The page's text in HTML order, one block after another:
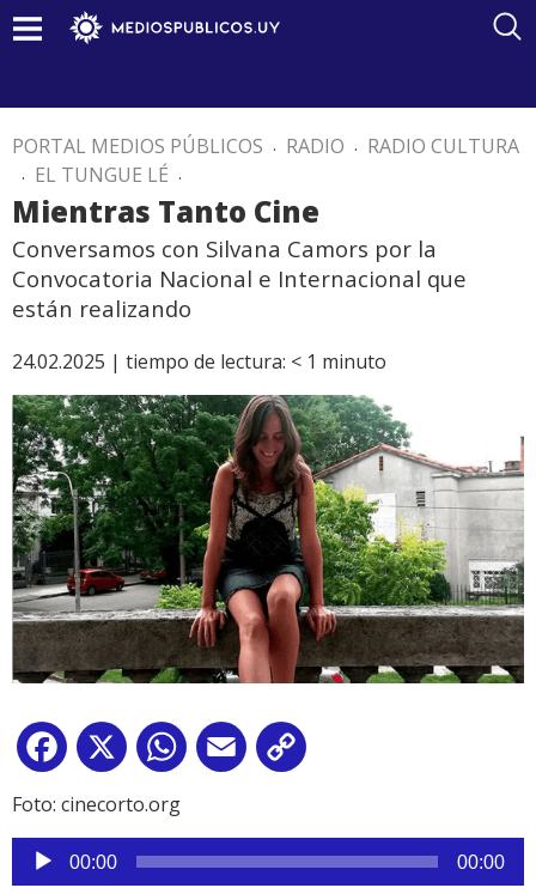
PORTAL MEDIOS PÚBLICOS . RADIO . RADIO CULTURA
. EL TUNGUE LÉ .
Mientras Tanto Cine
Conversamos con Silvana Camors por la
Convocatoria Nacional e Internacional que
están realizando
24.02.2025 | tiempo de lectura: < 1 minuto
Facebook
X WhatsApp
Email
Foto: cinecorto.org
Reproductor
de
00:00 00:00